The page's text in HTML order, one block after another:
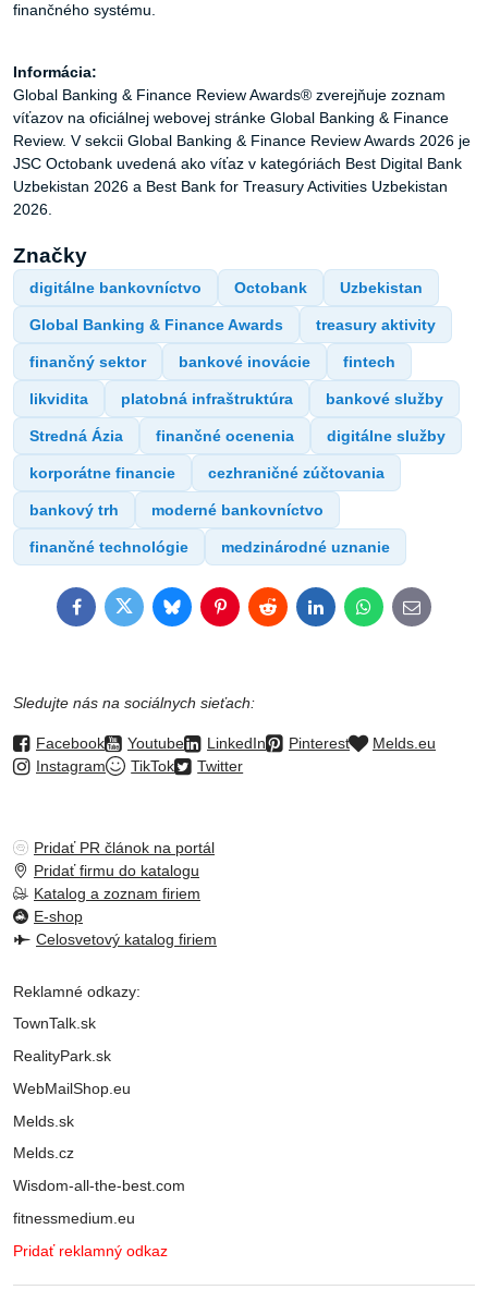
finančného systému.
Informácia:
Global Banking & Finance Review Awards® zverejňuje zoznam
víťazov na oficiálnej webovej stránke Global Banking & Finance
Review. V sekcii Global Banking & Finance Review Awards 2026 je
JSC Octobank uvedená ako víťaz v kategóriách Best Digital Bank
Uzbekistan 2026 a Best Bank for Treasury Activities Uzbekistan
2026.
Značky
digitálne bankovníctvo Octobank Uzbekistan
Global Banking & Finance Awards treasury aktivity
finančný sektor bankové inovácie fintech
likvidita platobná infraštruktúra bankové služby
Stredná Ázia finančné ocenenia digitálne služby
korporátne financie cezhraničné zúčtovania
bankový trh moderné bankovníctvo
finančné technológie medzinárodné uznanie
FacebookTwitterBlueskyPinterestRedditLinkedInWhatsApp
E-
mail
Sledujte nás na sociálnych sieťach:
Facebook Youtube LinkedIn Pinterest
Melds.eu
Instagram
TikTok Twitter
Pridať PR článok na portál
Pridať firmu do katalogu
Katalog a zoznam firiem
E-shop
Celosvetový katalog firiem
Reklamné odkazy:
TownTalk.sk
RealityPark.sk
WebMailShop.eu
Melds.sk
Melds.cz
Wisdom-all-the-best.com
fitnessmedium.eu
Pridať reklamný odkaz